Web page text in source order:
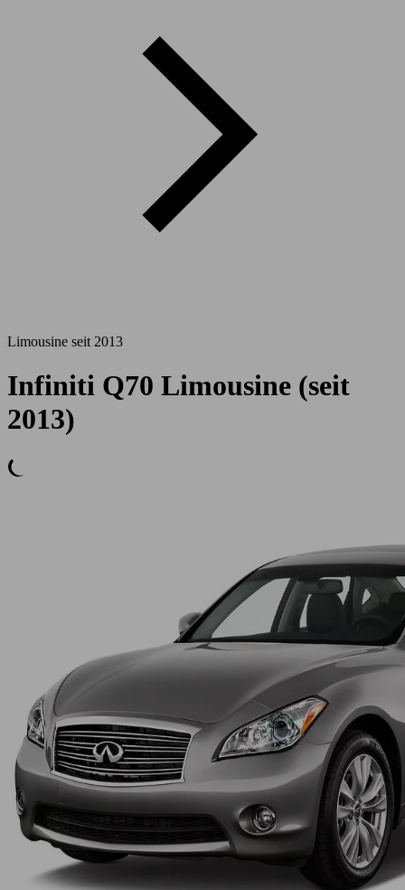
Limousine seit 2013
Infiniti Q70 Limousine (seit
2013)